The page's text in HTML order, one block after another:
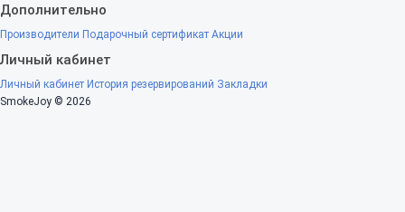
Дополнительно
Производители Подарочный сертификат Акции
Личный кабинет
Личный кабинет История резервирований Закладки
SmokeJoy © 2026